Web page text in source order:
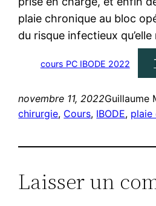
plaie chronique au bloc
du risque infectieux
cours PC IBODE 2022
novembre 11, 2022Guillaume
chirurgie, Cours, IBODE, plaie
Laisser un